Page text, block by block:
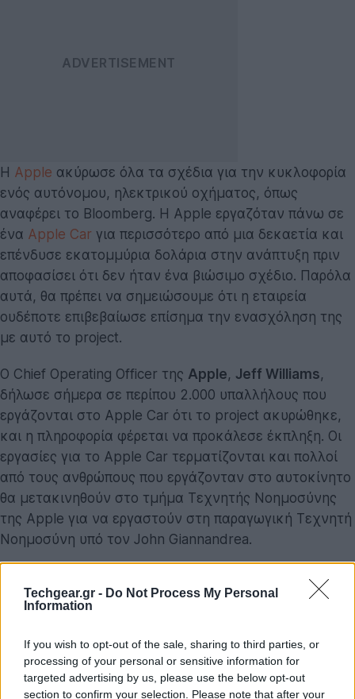
Techgear.gr - Do Not Process My Personal
Information
If you wish to opt-out of the sale, sharing to third parties, or
processing of your personal or sensitive information for
targeted advertising by us, please use the below opt-out
section to confirm your selection. Please note that after your
Η Apple ακύρωσε όλα τα σχέδια για την κυκλοφορία
ενός αυτόνομου, ηλεκτρικού οχήματος, όπως
αναφέρει το Bloomberg. Η Apple εργαζόταν πάνω σε
ένα Apple Car για περισσότερο από μια δεκαετία και
επένδυσε εκατομμύρια δολάρια στην ανάπτυξη πριν
αποφασίσει ότι δεν ήταν ένα βιώσιμο σχέδιο. Παρόλα
αυτά, θα πρέπει να σημειώσουμε ότι η εταιρεία
ουδέποτε επιβεβαίωσε επίσημα την ενασχόληση της
με αυτό το project.
Ο Chief Operating Officer της Apple, Jeff Williams,
δήλωσε σήμερα σε περίπου 2.000 υπαλλήλους που
εργάζονται στο Apple Car ότι το project ακυρώθηκε,
και η πληροφορία φέρεται να προκάλεσε έκπληξη. Οι
εργασίες για το Apple Car τερματίζονται και πολλοί
από τους ανθρώπους που εργάζονταν στο αυτοκίνητο
θα μετακινηθούν στο τμήμα Τεχνητής Νοημοσύνης
της Apple για να εργαστούν στη παραγωγική Τεχνητή
Νοημοσύνη υπό τον John Giannandrea.